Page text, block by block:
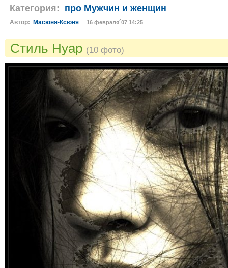
Категория: про Мужчин и женщин
Автор: Масюня-Ксюня 16 февраля´07 14:25
Стиль Нуар (10 фото)